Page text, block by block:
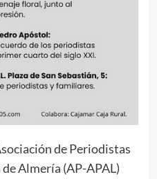
de Periodistas
Almería (AP-APAL)